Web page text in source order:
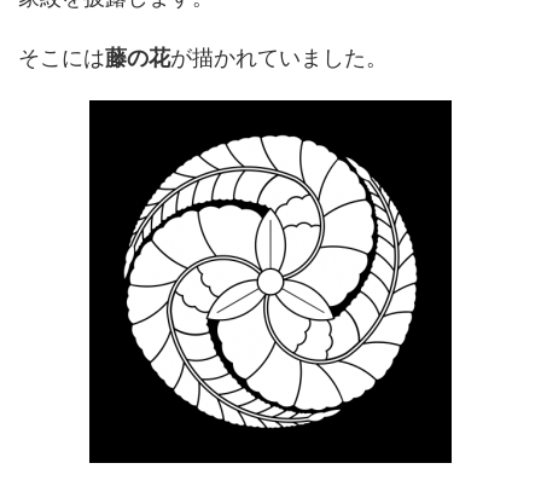
そこには藤の花が描かれていました。